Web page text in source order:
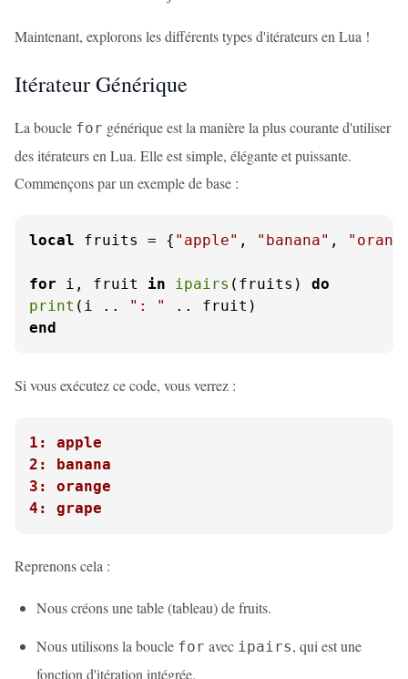
Maintenant, explorons les différents types d'itérateurs en Lua !
Itérateur Générique
La boucle for générique est la manière la plus courante d'utiliser
des itérateurs en Lua. Elle est simple, élégante et puissante.
Commençons par un exemple de base :
local fruits = { "apple" , "banana" ,
for i, fruit in ipairs (fruits) do
print (i .. ": "
end
Si vous exécutez ce code, vous verrez :
1: apple
2: banana
3: orange
4: grape
Reprenons cela :
Nous créons une table (tableau) de fruits.
Nous utilisons la boucle for avec ipairs, qui est une
fonction d'itération intégrée.